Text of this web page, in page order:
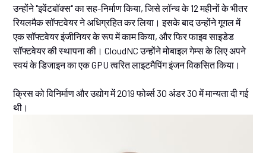
उन्होंने "इवेंटबॉक्स" का सह-निर्माण किया, जिसे लॉन्च के 12 महीनों के भीतर
रियलमैक सॉफ्टवेयर ने अधिग्रहित कर लिया। इसके बाद उन्होंने गूगल में
एक सॉफ्टवेयर इंजीनियर के रूप में काम किया, और फिर फाइव साइडेड
सॉफ्टवेयर की स्थापना की। CloudNC उन्होंने मोबाइल गेम्स के लिए अपने
स्वयं के डिजाइन का एक GPU त्वरित लाइटमैपिंग इंजन विकसित किया।
क्रिस को विनिर्माण और उद्योग में 2019 फोर्ब्स 30 अंडर 30 में मान्यता दी गई
थी।